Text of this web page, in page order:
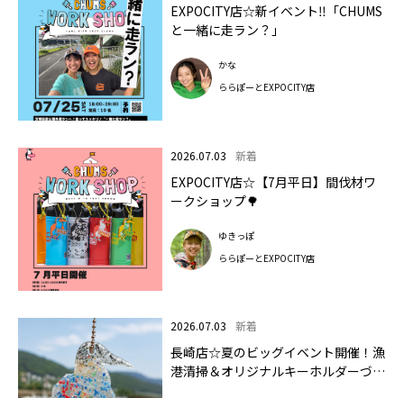
EXPOCITY店☆新イベント‼「CHUMS
と一緒に走ラン？」
かな
ららぽーとEXPOCITY店
2026.07.03 新着
EXPOCITY店☆【7月平日】間伐材ワ
ークショップ🌳
ゆきっぽ
ららぽーとEXPOCITY店
2026.07.03 新着
長崎店☆夏のビッグイベント開催！漁
港清掃＆オリジナルキーホルダーづく